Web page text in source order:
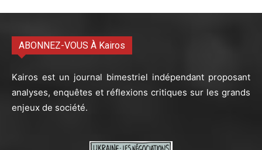
ABONNEZ-VOUS À Kairos
Kairos est un journal bimestriel indépendant proposant
analyses, enquêtes et réflexions critiques sur les grands
enjeux de société.